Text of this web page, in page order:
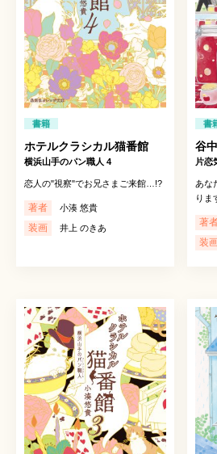
書籍
ホテルクラシカル猫番館
横浜山手のパン職人 4
恋人の"視察"でお兄さまご来館…!?
著者 小湊 悠貴
装画 井上 のきあ
書
谷
片恋
あな
りま
著
装